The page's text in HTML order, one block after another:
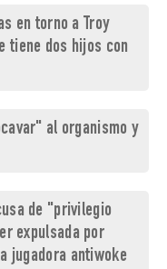
en torno a Troy
tiene dos hijos con
al organismo y
de "privilegio
expulsada por
jugadora antiwoke